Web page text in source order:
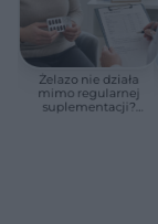
Żelazo nie działa
mimo regularnej
suplementacji?